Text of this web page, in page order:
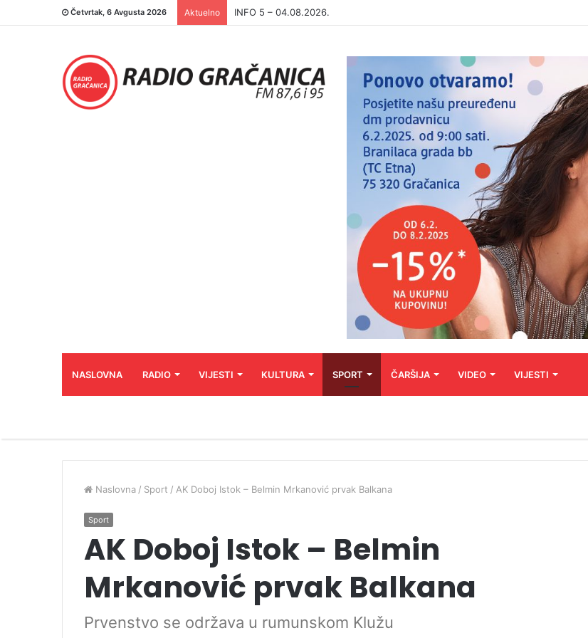
Četvrtak, 6 Avgusta 2026 Aktuelno INFO 5 – 03.08.2026
NASLOVNA RADIO VIJESTI KULTURA SPORT ČARŠIJA VIDEO VIJESTI
Naslovna / Sport / AK Doboj Istok – Belmin Mrkanović prvak Balkana
Sport
AK Doboj Istok – Belmin
Mrkanović prvak Balkana
Prvenstvo se održava u rumunskom Klužu